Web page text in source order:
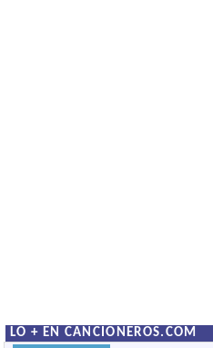
LO + EN CANCIONEROS.COM